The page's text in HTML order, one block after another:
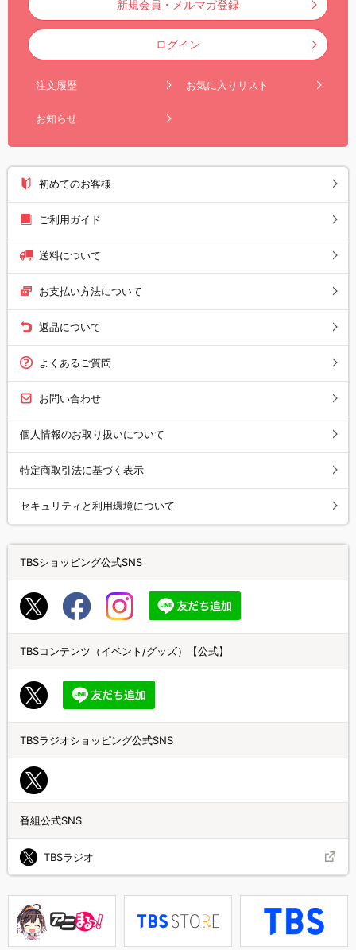
新規会員・メルマガ登録
ログイン
注文履歴 お気に入りリスト
お知らせ
初めてのお客様
ご利用ガイド
送料について
お支払い方法について
返品について
よくあるご質問
お問い合わせ
個人情報のお取り扱いについて
特定商取引法に基づく表示
セキュリティと利用環境について
TBSショッピング公式SNS
TBSコンテンツ（イベント/グッズ）【公式】
TBSラジオショッピング公式SNS
番組公式SNS
TBSラジオ